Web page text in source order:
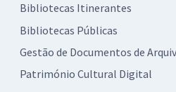
Bibliotecas Itinerantes
Bibliotecas Públicas
Gestão de Documentos de
Património Cultural Digital